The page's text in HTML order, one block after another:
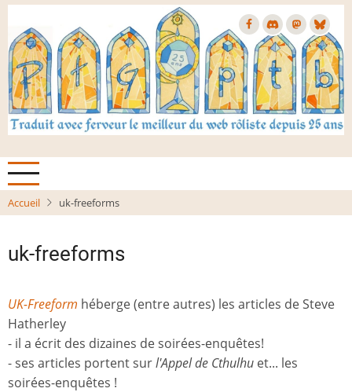
Aller
contenu
principal
Accueil uk-freeforms
uk-freeforms
UK-Freeform héberge (entre autres) les articles de Steve
Hatherley
- il a écrit des dizaines de soirées-enquêtes!
- ses articles portent surl'Appel de Cthulhu et... les
soirées-enquêtes !